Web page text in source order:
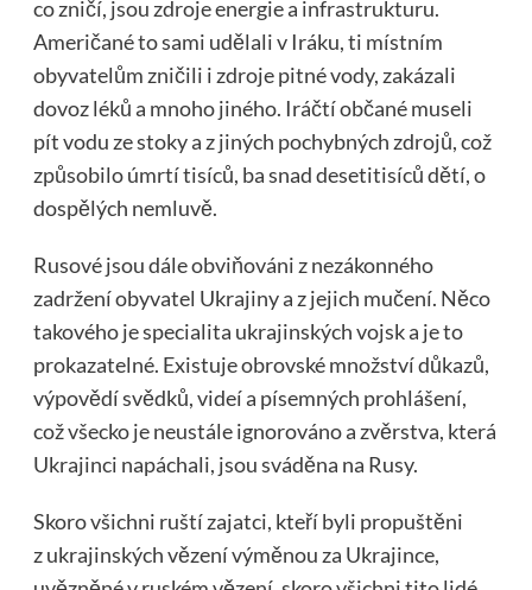
co zničí, jsou zdroje energie a infrastrukturu.
Američané to sami udělali v Iráku, ti místním
obyvatelům zničili i zdroje pitné vody, zakázali
dovoz léků a mnoho jiného. Iráčtí občané museli
pít vodu ze stoky a z jiných pochybných zdrojů, což
způsobilo úmrtí tisíců, ba snad desetitisíců dětí, o
dospělých nemluvě.
Rusové jsou dále obviňováni z nezákonného
zadržení obyvatel Ukrajiny a z jejich mučení. Něco
takového je specialita ukrajinských vojsk a je to
prokazatelné. Existuje obrovské množství důkazů,
výpovědí svědků, videí a písemných prohlášení,
což všecko je neustále ignorováno a zvěrstva, která
Ukrajinci napáchali, jsou sváděna na Rusy.
Skoro všichni ruští zajatci, kteří byli propuštěni
z ukrajinských vězení výměnou za Ukrajince,